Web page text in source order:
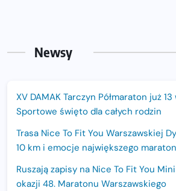
Newsy
XV DAMAK Tarczyn Półmaraton już
Sportowe święto dla całych rodzin
Trasa Nice To Fit You Warszawskiej
10 km i emocje największego
Ruszają zapisy na Nice To Fit You
okazji 48. Maratonu Warszawskiego